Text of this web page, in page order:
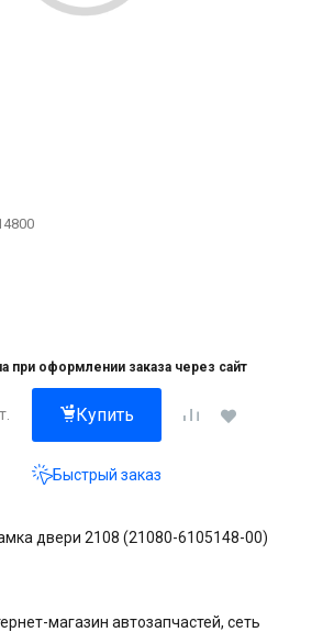
при оформлении заказа через сайт
Купить
Быстрый заказ
двери 2108 (21080-6105148-00)
магазин автозапчастей, сеть